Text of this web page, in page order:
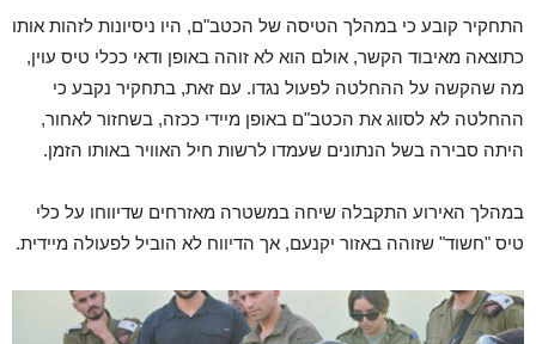
התחקיר קובע כי במהלך הטיסה של הכטב"ם, היו ניסיונות לזהות אותו
כתוצאה מאיבוד הקשר, אולם הוא לא זוהה באופן ודאי ככלי טיס עוין,
מה שהקשה על ההחלטה לפעול נגדו. עם זאת, בתחקיר נקבע כי
ההחלטה לא לסווג את הכטב"ם באופן מיידי ככזה, בשחזור לאחור,
היתה סבירה בשל הנתונים שעמדו לרשות חיל האוויר באותו הזמן.
במהלך האירוע התקבלה שיחה במשטרה מאזרחים שדיווחו על כלי
טיס "חשוד" שזוהה באזור יקנעם, אך הדיווח לא הוביל לפעולה מיידית.